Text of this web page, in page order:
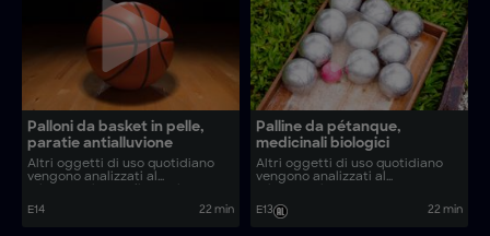
Palloni da basket in pelle,
paratie antialluvione
Altri oggetti di uso quotidiano
vengono analizzati al
processi produttivi dietro oggetti
comuni come tele in legno e
E14 22 min
Palline da pétanque,
medicinali biologici
Altri oggetti di uso quotidiano
vengono analizzati al
realizzati oggetti come finitrici
d’asfalto ed espadrillas basche?
E13 22 min